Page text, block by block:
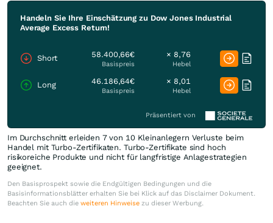
Handeln Sie Ihre Einschätzung zu Dow Jones Industrial
Average Excess Return!
Short 58.400,66€
Basispreis
× 8,76
Hebel
Long 46.186,64€
Basispreis
× 8,01
Hebel
Präsentiert von
Im Durchschnitt erleiden 7 von 10 Kleinanlegern Verluste beim
Handel mit Turbo-Zertifikaten. Turbo-Zertifikate sind hoch
risikoreiche Produkte und nicht für langfristige Anlagestrategien
geeignet.
Den Basisprospekt sowie die Endgültigen Bedingungen und die
Basisinformationsblätter erhalten Sie bei Klick auf das Disclaimer Dokument.
Beachten Sie auch die weiteren Hinweise zu dieser Werbung.